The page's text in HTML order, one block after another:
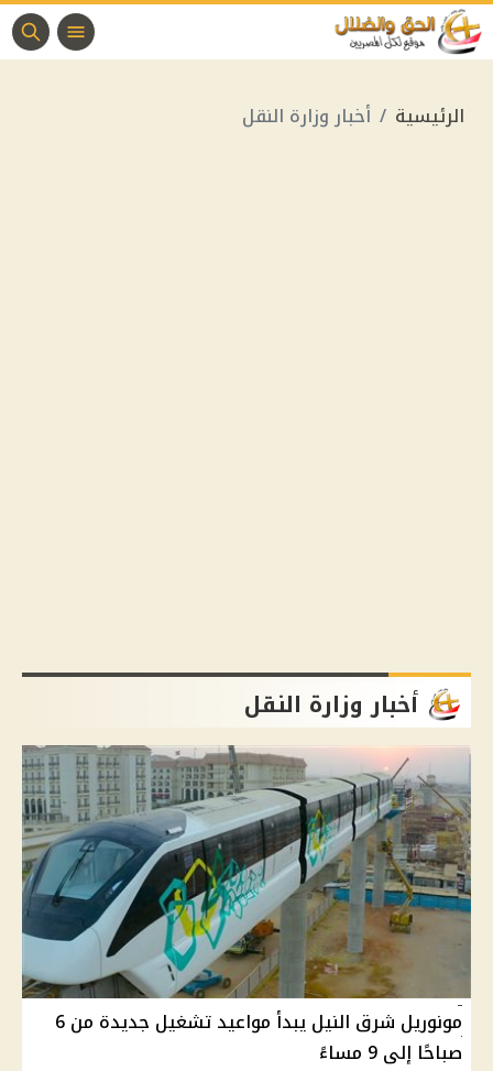
الرئيسية أخبار وزارة النقل
أخبار وزارة النقل
مونوريل شرق النيل يبدأ مواعيد تشغيل جديدة من 6
صباحًا إلى 9 مساءً